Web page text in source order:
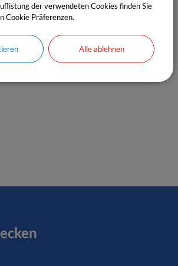
Cookies Anpassen
der verwendeten Cookies finden Sie
Cookie Präferenzen.
Alle ablehnen